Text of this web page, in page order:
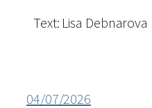
Text: Lisa Debnarova
04/07/2026